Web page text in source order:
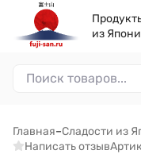
из
Главная–Сладости из
Написать отзыв